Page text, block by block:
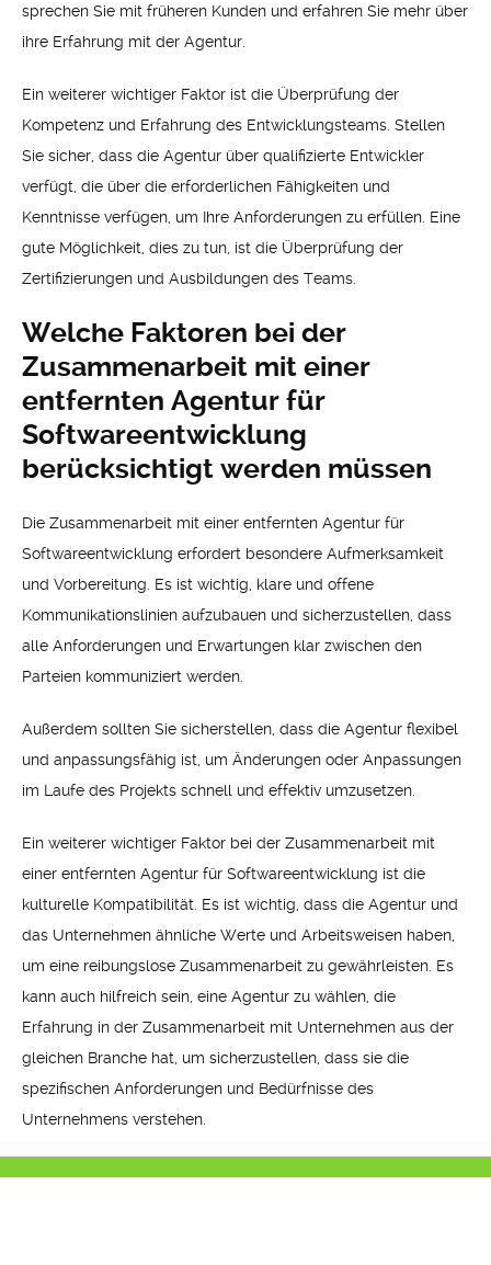
sprechen Sie mit früheren Kunden und erfahren Sie mehr über
ihre Erfahrung mit der Agentur.
Ein weiterer wichtiger Faktor ist die Überprüfung der
Kompetenz und Erfahrung des Entwicklungsteams. Stellen
Sie sicher, dass die Agentur über qualifizierte Entwickler
verfügt, die über die erforderlichen Fähigkeiten und
Kenntnisse verfügen, um Ihre Anforderungen zu erfüllen. Eine
gute Möglichkeit, dies zu tun, ist die Überprüfung der
Zertifizierungen und Ausbildungen des Teams.
Welche Faktoren bei der
Zusammenarbeit mit einer
entfernten Agentur für
Softwareentwicklung
berücksichtigt werden müssen
Die Zusammenarbeit mit einer entfernten Agentur für
Softwareentwicklung erfordert besondere Aufmerksamkeit
und Vorbereitung. Es ist wichtig, klare und offene
Kommunikationslinien aufzubauen und sicherzustellen, dass
alle Anforderungen und Erwartungen klar zwischen den
Parteien kommuniziert werden.
Außerdem sollten Sie sicherstellen, dass die Agentur flexibel
und anpassungsfähig ist, um Änderungen oder Anpassungen
im Laufe des Projekts schnell und effektiv umzusetzen.
Ein weiterer wichtiger Faktor bei der Zusammenarbeit mit
einer entfernten Agentur für Softwareentwicklung ist die
kulturelle Kompatibilität. Es ist wichtig, dass die Agentur und
das Unternehmen ähnliche Werte und Arbeitsweisen haben,
um eine reibungslose Zusammenarbeit zu gewährleisten. Es
kann auch hilfreich sein, eine Agentur zu wählen, die
Erfahrung in der Zusammenarbeit mit Unternehmen aus der
gleichen Branche hat, um sicherzustellen, dass sie die
spezifischen Anforderungen und Bedürfnisse des
Unternehmens verstehen.